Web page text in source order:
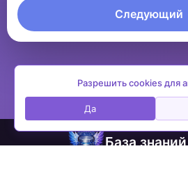
Следующий
База
Разрешить cookies для
Да